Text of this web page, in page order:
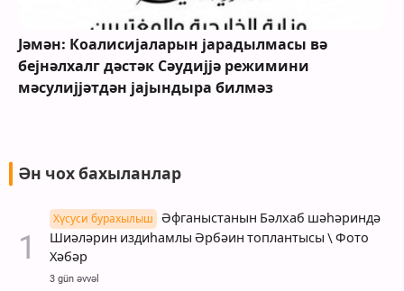
Јәмән: Коалисијаларын јарадылмасы вә
бејнәлхалг дәстәк Сәудијјә режимини
мәсулијјәтдән јајындыра билмәз
Ән чох бахыланлар
Хүсуси бурахылыш
Әфганыстанын Бәлхаб шәһәриндә
Шиәләрин издиһамлы Әрбәин топлантысы \ Фото
Хәбәр
3 gün əvvəl